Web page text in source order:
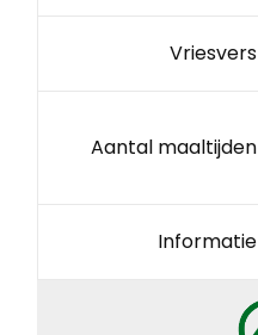
Vriesvers
Aantal maaltijden
Informatie